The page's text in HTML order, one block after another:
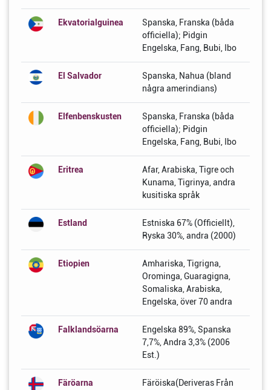
Ekvatorialguinea
Spanska, Franska (båda
officiella); Pidgin
Engelska, Fang, Bubi, Ibo
El Salvador
Spanska, Nahua (bland
några amerindians)
Elfenbenskusten
Spanska, Franska (båda
officiella); Pidgin
Engelska, Fang, Bubi, Ibo
Eritrea
Afar, Arabiska, Tigre och
Kunama, Tigrinya, andra
kusitiska språk
Estland
Estniska 67% (Officiellt),
Ryska 30%, andra (2000)
Etiopien
Amhariska, Tigrigna,
Orominga, Guaragigna,
Somaliska, Arabiska,
Engelska, över 70 andra
Falklandsöarna
Engelska 89%, Spanska
7,7%, Andra 3,3% (2006
Est.)
Färöarna
Färöiska(Deriveras Från